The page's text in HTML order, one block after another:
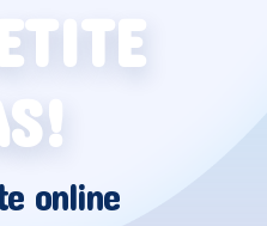
online